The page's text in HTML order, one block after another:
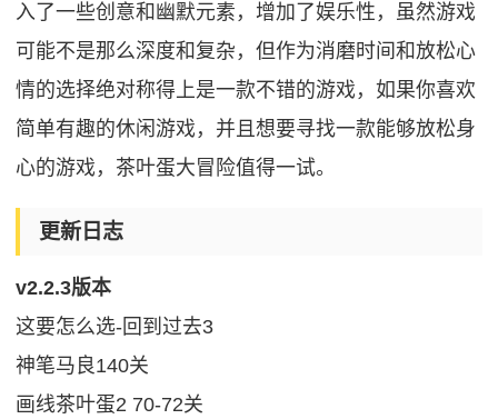
入了一些创意和幽默元素，增加了娱乐性，虽然游戏
可能不是那么深度和复杂，但作为消磨时间和放松心
情的选择绝对称得上是一款不错的游戏，如果你喜欢
简单有趣的休闲游戏，并且想要寻找一款能够放松身
心的游戏，茶叶蛋大冒险值得一试。
更新日志
v2.2.3版本
这要怎么选-回到过去3
神笔马良140关
画线茶叶蛋2 70-72关